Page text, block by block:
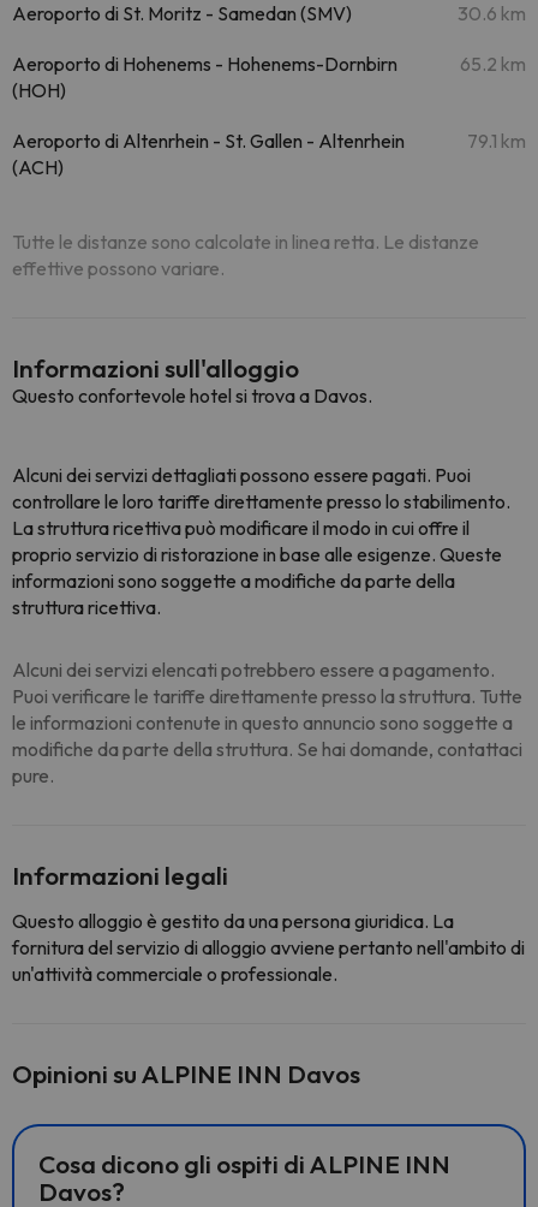
Aeroporto di St. Moritz - Samedan (SMV) 30.6 km
Aeroporto di Hohenems - Hohenems-Dornbirn
(HOH)
65.2 km
Aeroporto di Altenrhein - St. Gallen - Altenrhein
(ACH)
79.1 km
Tutte le distanze sono calcolate in linea retta. Le distanze
effettive possono variare.
Informazioni sull'alloggio
Questo confortevole hotel si trova a Davos.
Alcuni dei servizi dettagliati possono essere pagati. Puoi
controllare le loro tariffe direttamente presso lo stabilimento.
La struttura ricettiva può modificare il modo in cui offre il
proprio servizio di ristorazione in base alle esigenze. Queste
informazioni sono soggette a modifiche da parte della
struttura ricettiva.
Alcuni dei servizi elencati potrebbero essere a pagamento.
Puoi verificare le tariffe direttamente presso la struttura. Tutte
le informazioni contenute in questo annuncio sono soggette a
modifiche da parte della struttura. Se hai domande, contattaci
pure.
Informazioni legali
Questo alloggio è gestito da una persona giuridica. La
fornitura del servizio di alloggio avviene pertanto nell'ambito di
un'attività commerciale o professionale.
Opinioni su ALPINE INN Davos
Cosa dicono gli ospiti di ALPINE INN
Davos?